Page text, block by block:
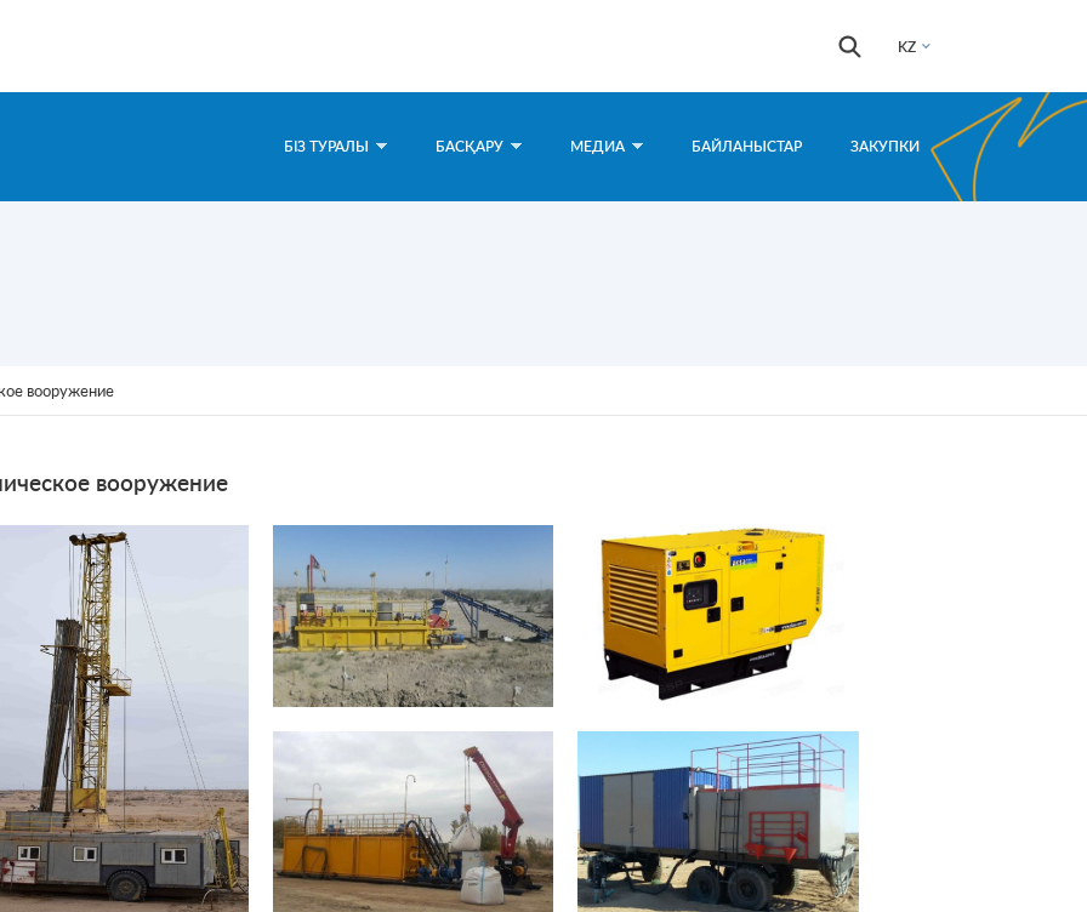
KZ
Іздестіру
Іздестіру
БІЗ ТУРАЛЫ БАСҚАРУ МЕДИА БАЙЛАНЫСТАР ЗАКУПКИ
вооружение
вооружение
установка БПУ-1200МК
– 28 единиц.
станок ЗИФ-1200МРК
бурения -При бурении
скважин до
900м -При бурении
скважин с
применением колонковых
наборов Boart Longyear до
1200м. -Возможность
автономной работы .
Климатический режим -30ºС
Система видео контроля
24/7
приготовлению бурового раствора
из комовой глины.
Производительность 15м3/час
Объем хранимого бурового
раствора 19м3 Климатический
режим 0ºС +50ºС
Дизельная электростанция AKSA –
15 единиц.
APD-200, мощностью 200 кВт.
Применяется в качестве резервного
источника электроэнергии для
энергообеспечения вахтовых
поселков и производственных
мощностей. Возможно
стационарное и передвижное
применение.
Мобильный узел по
приготовлению утяжеленного
бурового раствора из баритового
концентрата.
Производительность 30м3/час
Объем хранимого бурового
раствора 19м3 Климатический
режим -30ºС +50ºС
УПОС
- 6 единиц – Установка для
промывки и освоения
технологических скважин на
урановых месторождениях
глубиной до 800 м. Объем
циркуляционной емкости – 12 м3,
промывочный и перекачивающий
насос выполнены из нержавеющей
стали. Климатический режим -30ºС
+50ºС